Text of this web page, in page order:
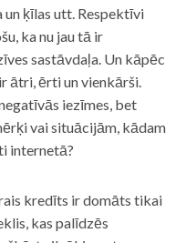
ķīlas utt. Respektīvi
ka nu jau tā ir
sastāvdaļa. Un kāpēc
ātri, ērti un vienkārši.
iezīmes, bet
vai situācijām, kādam
internetā?
kredīts ir domāts tikai
kas palīdzēs